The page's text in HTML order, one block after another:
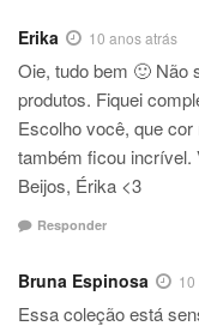
Erika 10 anos atrás
Oie, tudo bem 🙂 Não
produtos. Fiquei
Escolho você, que
também ficou incrível.
Beijos, Érika <3
Responder
Bruna Espinosa
Essa coleção está